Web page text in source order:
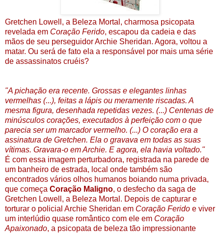
Gretchen Lowell, a Beleza Mortal, charmosa psicopata
revelada em Coração Ferido, escapou da cadeia e das
mãos de seu perseguidor Archie Sheridan. Agora, voltou a
matar. Ou será de fato ela a responsável por mais uma série
de assassinatos cruéis?
"A pichação era recente. Grossas e elegantes linhas
vermelhas (...), feitas a lápis ou meramente riscadas. A
mesma figura, desenhada repetidas vezes. (...) Centenas de
minúsculos corações, executados à perfeição com o que
parecia ser um marcador vermelho. (...) O coração era a
assinatura de Gretchen. Ela o gravava em todas as suas
vítimas. Gravara-o em Archie. E agora, ela havia voltado."
É com essa imagem perturbadora, registrada na parede de
um banheiro de estrada, local onde também são
encontrados vários olhos humanos boiando numa privada,
que começa Coração Maligno, o desfecho da saga de
Gretchen Lowell, a Beleza Mortal. Depois de capturar e
torturar o policial Archie Sheridan em Coração Ferido e viver
um interlúdio quase romântico com ele em Coração
Apaixonado, a psicopata de beleza tão impressionante